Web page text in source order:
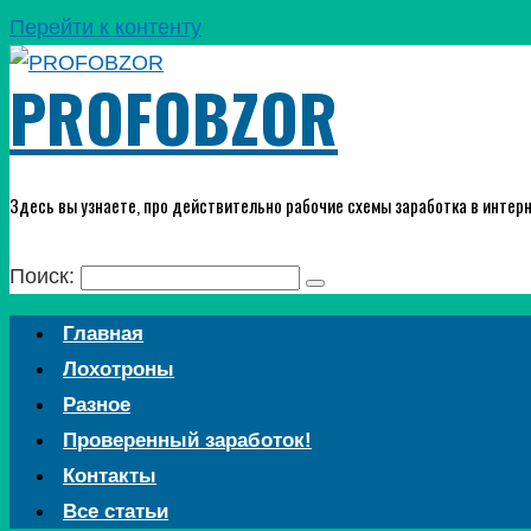
Перейти к контенту
PROFOBZOR
Здесь вы узнаете, про действительно рабочие схемы заработка в
Поиск:
Главная
Лохотроны
Разное
Проверенный заработок!
Контакты
Все статьи